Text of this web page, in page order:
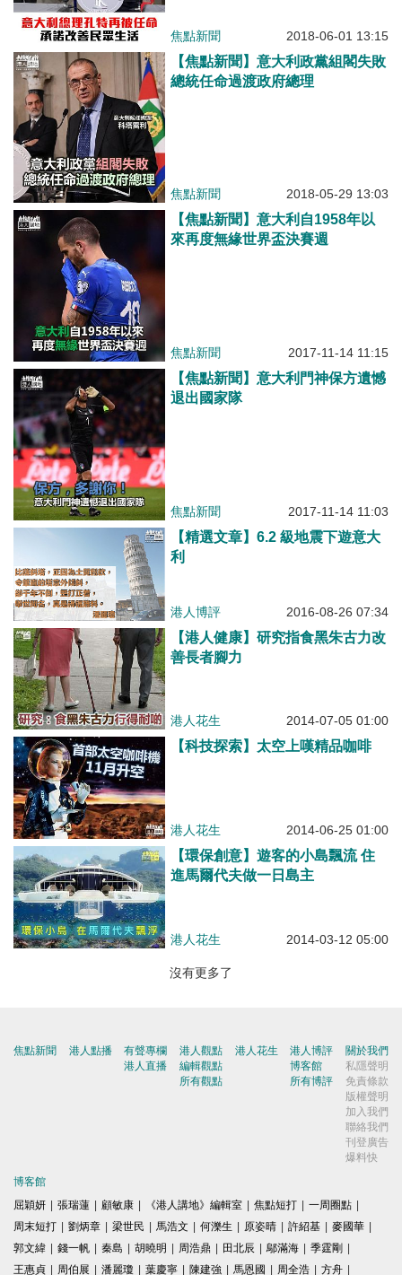
焦點新聞 2018-06-01 13:15
【焦點新聞】意大利政黨組閣失敗
總統任命過渡政府總理
焦點新聞 2018-05-29 13:03
【焦點新聞】意大利自1958年以
來再度無緣世界盃決賽週
焦點新聞 2017-11-14 11:15
【焦點新聞】意大利門神保方遺憾
退出國家隊
焦點新聞 2017-11-14 11:03
【精選文章】6.2 級地震下遊意大
利
港人博評 2016-08-26 07:34
【港人健康】研究指食黑朱古力改
善長者腳力
港人花生 2014-07-05 01:00
【科技探索】太空上嘆精品咖啡
港人花生 2014-06-25 01:00
【環保創意】遊客的小島飄流 住
進馬爾代夫做一日島主
港人花生 2014-03-12 05:00
沒有更多了
焦點新聞 港人點播
有聲專欄
港人直播
港人觀點
編輯觀點
所有觀點
港人花生
港人博評
博客館
所有博評
關於我們
私隱聲明
免責條款
版權聲明
加入我們
聯絡我們
刊登廣告
爆料快
博客館
屈穎妍 | 張瑞蓮 | 顧敏康 | 《港人講地》編輯室 | 焦點短打 | 一周圈點 |
周末短打 | 劉炳章 | 梁世民 | 馬浩文 | 何濼生 | 原姿晴 | 許紹基 | 麥國華 |
郭文緯 | 錢一帆 | 秦島 | 胡曉明 | 周浩鼎 | 田北辰 | 鄔滿海 | 季霆剛 |
王惠貞 | 周伯展 | 潘麗瓊 | 葉慶寧 | 陳建強 | 馬恩國 | 周全浩 | 方舟 |